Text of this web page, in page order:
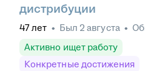
дистрибуции
47лет • Был 2 августа •
Активно ищет работу
Конкретные достижения